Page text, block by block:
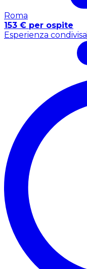
Roma
153 € per ospite
Esperienza condivisa